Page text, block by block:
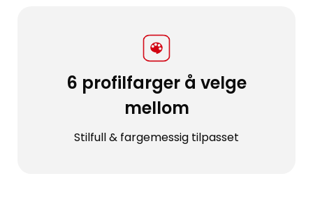
6 profilfarger å velge
mellom
Stilfull & fargemessig tilpasset